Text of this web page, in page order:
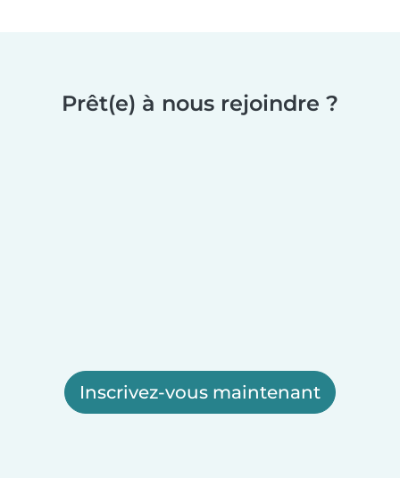
Prêt(e) à nous rejoindre ?
Inscrivez-vous maintenant